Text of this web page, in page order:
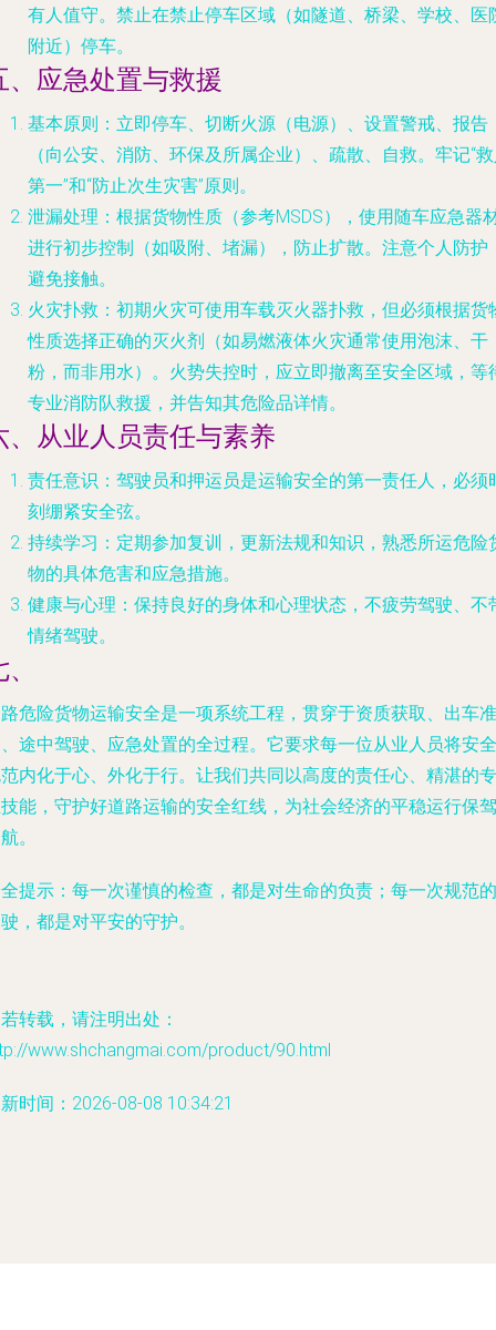
有人值守。禁止在禁止停车区域（如隧道、桥梁、学校、医
附近）停车。
、应急处置与救援
基本原则 ：立即停车、切断火源（电源）、设置警戒、报告
（向公安、消防、环保及所属企业）、疏散、自救。牢记“
第一”和“防止次生灾害”原则。
泄漏处理 ：根据货物性质（参考MSDS），使用随车应急器
进行初步控制（如吸附、堵漏），防止扩散。注意个人防护
避免接触。
火灾扑救 ：初期火灾可使用车载灭火器扑救，但必须根据货
性质选择正确的灭火剂（如易燃液体火灾通常使用泡沫、干
粉，而非用水）。火势失控时，应立即撤离至安全区域，等
专业消防队救援，并告知其危险品详情。
、从业人员责任与素养
责任意识 ：驾驶员和押运员是运输安全的第一责任人，必须
刻绷紧安全弦。
持续学习 ：定期参加复训，更新法规和知识，熟悉所运危险
物的具体危害和应急措施。
健康与心理 ：保持良好的身体和心理状态，不疲劳驾驶、不
情绪驾驶。
危险货物运输安全是一项系统工程，贯穿于资质获取、出车准
途中驾驶、应急处置的全过程。它要求每一位从业人员将安全
内化于心、外化于行。让我们共同以高度的责任心、精湛的专
能，守护好道路运输的安全红线，为社会经济的平稳运行保驾
。
提示：每一次谨慎的检查，都是对生命的负责；每一次规范的
，都是对平安的守护。
转载，请注明出处：
www.shchangmai.com/product/90.html
时间：2026-08-08 10:34:21